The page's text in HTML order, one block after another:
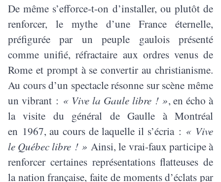
De même s’efforce-t-on d’installer, ou plutôt de
renforcer, le mythe d’une France éternelle,
préfigurée par un peuple gaulois présenté
comme unifié, réfractaire aux ordres venus de
Rome et prompt à se convertir au christianisme.
Au cours d’un spectacle résonne sur scène même
un vibrant : « Vive la Gaule libre ! », en écho à
la visite du général de Gaulle à Montréal
en 1967, au cours de laquelle il s’écria : « Vive
le Québec libre ! » Ainsi, le vrai-faux participe à
renforcer certaines représentations flatteuses de
la nation française, faite de moments d’éclats par